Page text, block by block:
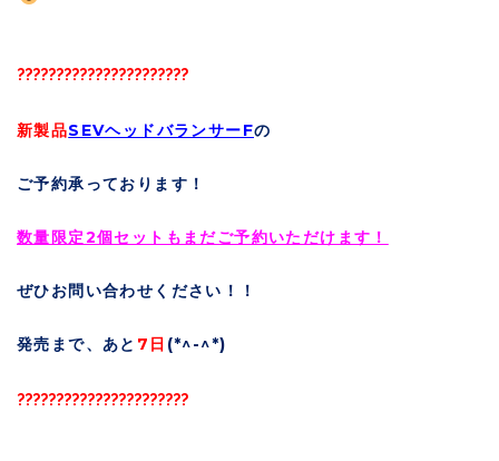
??????????????????????
新製品SEVヘッドバランサーFの
ご予約承っております！
数量限定2個セットもまだご予約いただけます！
ぜひお問い合わせください！！
発売まで、あと 7日 (*^-^*)
??????????????????????